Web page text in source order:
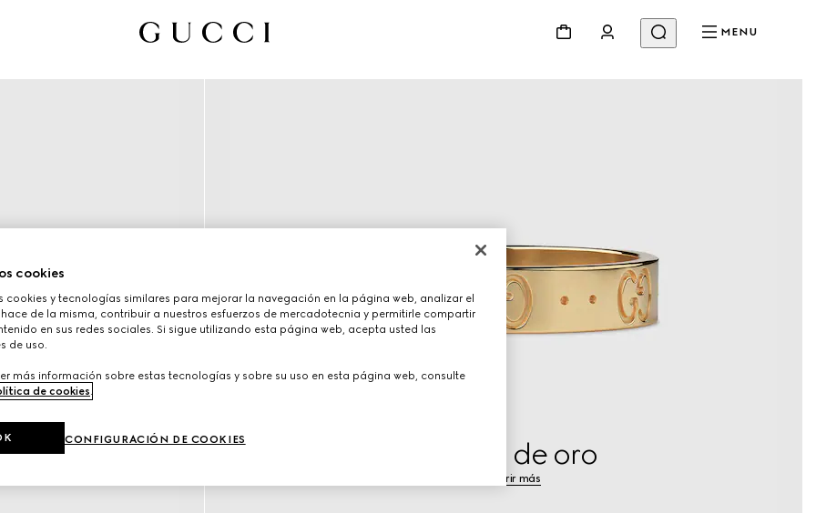
MENU
Joyería de oro
Descubrir más
cookies
cookies y tecnologías similares para mejorar la navegación en la página web, analizar el
hace de la misma, contribuir a nuestros esfuerzos de mercadotecnia y permitirle compartir
en sus redes sociales. Si sigue utilizando esta página web, acepta usted las
de uso.
más información sobre estas tecnologías y sobre su uso en esta página web, consulte
de cookies
CONFIGURACIÓN DE COOKIES